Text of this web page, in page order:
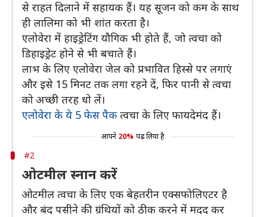
से राहत दिलाने में सहायक हैं। यह सूजन को कम के साथ
ही लालिमा को भी शांत करता है।
एलोवेरा में हाइड्रेटिंग यौगिक भी होते हैं, जो त्वचा को
डिहाइड्रेट होने से भी बचाते हैं।
लाभ के लिए एलोवेरा जेल को प्रभावित हिस्से पर लगाएं
और इसे 15 मिनट तक लगा रहने दें, फिर पानी से त्वचा
को अच्छी तरह धो लें।
एलोवेरा के ये 5 फेस पैक त्वचा के लिए फायदेमंद हैं।
आपने 20% पढ़ लिया है
#2
ओटमील स्नान करें
ओटमील त्वचा के लिए एक बेहतरीन एक्सफोलिएटर है
और बंद पसीने की ग्रंथियों को ठीक करने में मदद कर